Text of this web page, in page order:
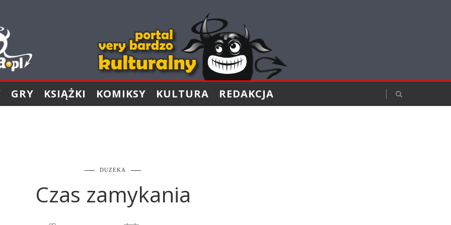
GRY KSIĄŻKI KOMIKSY KULTURA REDAKCJA
DUZEKA
Czas zamykania